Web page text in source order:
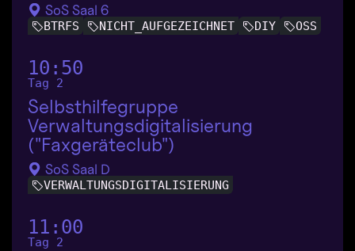
SoS Saal 6
BTRFS NICHT_AUFGEZEICHNET DIY OSS
10:50
Tag 2
Selbsthilfegruppe
Verwaltungsdigitalisierung
("Faxgeräteclub")
SoS Saal D
VERWALTUNGSDIGITALISIERUNG
11:00
Tag 2